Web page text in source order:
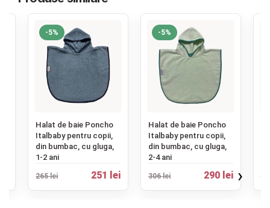
-5%
Halat de baie Poncho
Italbaby pentru copii,
din bumbac, cu gluga,
1-2 ani
265 lei 251 lei
-5%
Halat de baie Poncho
Italbaby pentru copii,
din bumbac, cu gluga,
2-4 ani
306 lei 290 lei ›